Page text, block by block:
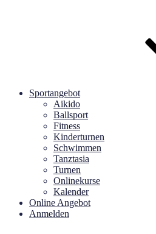
Sportangebot
Aikido
Ballsport
Fitness
Kinderturnen
Schwimmen
Tanztasia
Turnen
Onlinekurse
Kalender
Online Angebot
Anmelden